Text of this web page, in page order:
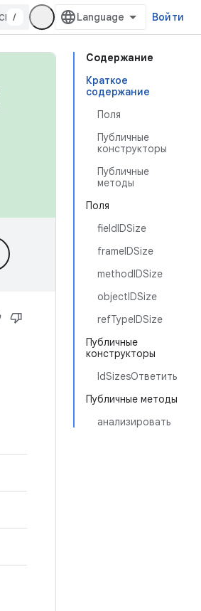
/ Войти
Содержание
Краткое
содержание
Поля
Публичные
конструкторы
Публичные
методы
Поля
fieldIDSize
frameIDSize
methodIDSize
objectIDSize
refTypeIDSize
Публичные
конструкторы
IdSizesОтветить
Публичные методы
анализировать